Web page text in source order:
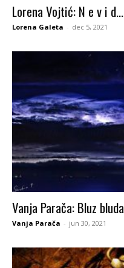
Lorena Vojtić: N e v i d...
Lorena Galeta - dec 5, 2021
Vanja Parača: Bluz bluda
Vanja Parača - jun 30, 2021